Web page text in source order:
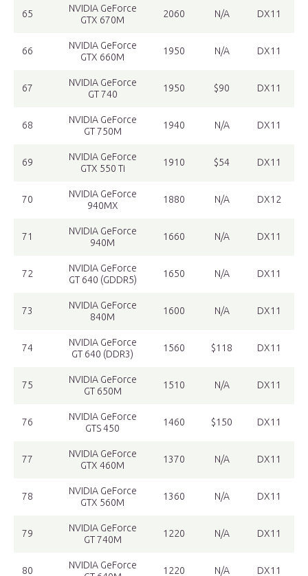
65
NVIDIA GeForce
GTX 670M
2060 N/A DX11
66
NVIDIA GeForce
GTX 660M
1950 N/A DX11
67
NVIDIA GeForce
GT 740
1950 $90 DX11
68
NVIDIA GeForce
GT 750M
1940 N/A DX11
69
NVIDIA GeForce
GTX 550 Ti
1910 $54 DX11
70
NVIDIA GeForce
940MX
1880 N/A DX12
71
NVIDIA GeForce
940M
1660 N/A DX11
72
NVIDIA GeForce
GT 640 (GDDR5)
1650 N/A DX11
73
NVIDIA GeForce
840M
1600 N/A DX11
74
NVIDIA GeForce
GT 640 (DDR3)
1560 $118 DX11
75
NVIDIA GeForce
GT 650M
1510 N/A DX11
76
NVIDIA GeForce
GTS 450
1460 $150 DX11
77
NVIDIA GeForce
GTX 460M
1370 N/A DX11
78
NVIDIA GeForce
GTX 560M
1360 N/A DX11
79
NVIDIA GeForce
GT 740M
1220 N/A DX11
80
NVIDIA GeForce
1220 N/A DX11